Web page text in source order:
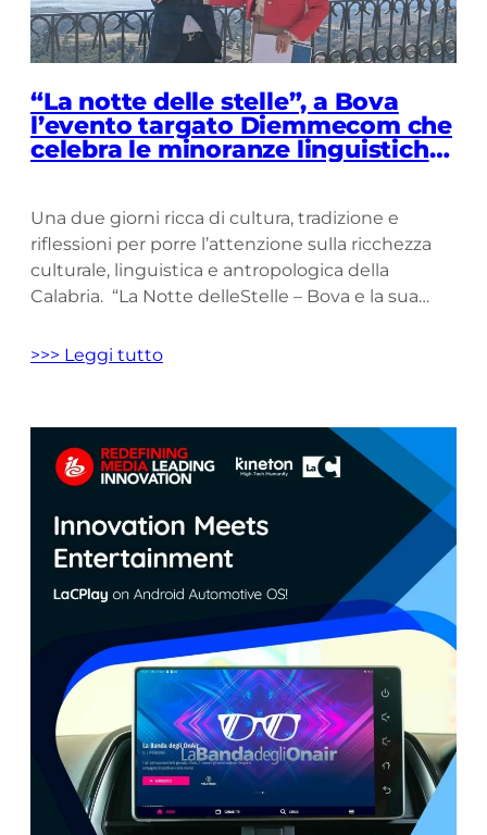
“La notte delle stelle”, a Bova
l’evento targato Diemmecom che
celebra le minoranze linguistiche:
Una due giorni ricca di cultura, tradizione e
riflessioni per porre l’attenzione sulla ricchezza
culturale, linguistica e antropologica della
Calabria. “La Notte delleStelle – Bova e la sua
minoranze linguistiche calabresi, il patrimonio
>>> Leggi tutto